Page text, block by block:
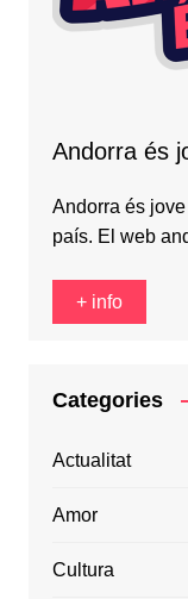
Andorra és
Andorra és
país. El web
+ info
Categories
Actualitat
Amor
Cultura